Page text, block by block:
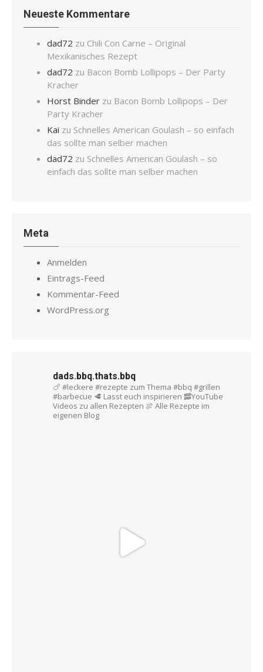
Neueste Kommentare
dad72 zu Chili Con Carne – Original
Mexikanisches Rezept
dad72 zu Bacon Bomb Lollipops – Der Party
Kracher
Horst Binder zu Bacon Bomb Lollipops – Der
Party Kracher
Kai zu Schnelles American Goulash – so einfach
das sollte man selber machen
dad72 zu Schnelles American Goulash – so
einfach das sollte man selber machen
Meta
Anmelden
Eintrags-Feed
Kommentar-Feed
WordPress.org
dads.bbq.thats.bbq
🍗 #leckere #rezepte zum Thema #bbq #grillen
#barbecue 🥩 Lasst euch inspirieren 🥓YouTube
Videos zu allen Rezepten 🍖 Alle Rezepte im
eigenen Blog